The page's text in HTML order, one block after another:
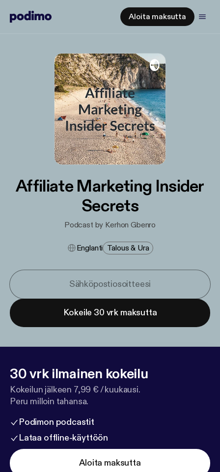
Aloita maksutta
Affiliate Marketing Insider
Secrets
Podcast by Kerhon Gbenro
Englanti Talous & Ura
Kokeile 30 vrk maksutta
30 vrk ilmainen kokeilu
Kokeilun jälkeen 7,99 € / kuukausi.
Peru milloin tahansa.
Podimon podcastit
Lataa offline-käyttöön
Aloita maksutta